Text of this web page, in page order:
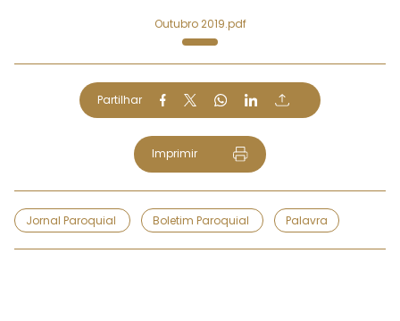
Outubro 2019.pdf
Partilhar
Imprimir
Jornal Paroquial Boletim Paroquial Palavra